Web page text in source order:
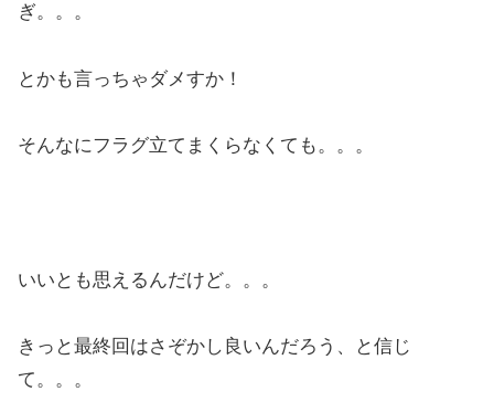
ぎ。。。
とかも言っちゃダメすか！
そんなにフラグ立てまくらなくても。。。
いいとも思えるんだけど。。。
きっと最終回はさぞかし良いんだろう、と信じ
て。。。